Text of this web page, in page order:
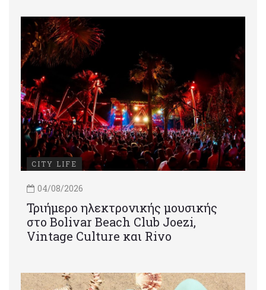
CITY LIFE
04/08/2026
Τριήμερο ηλεκτρονικής μουσικής
στο Bolivar Beach Club Joezi,
Vintage Culture και Rivo